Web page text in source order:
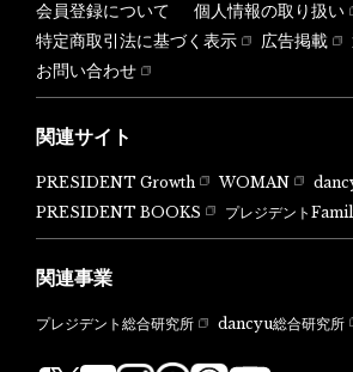
会員登録について
個人情報の取り扱い
特定商取引法に基づく表示
広告掲載
お問い合わせ
関連サイト
PRESIDENT Growth WOMAN
PRESIDENT BOOKS
プレジデント
関連事業
プレジデント総合研究所 dancyu総合研究所